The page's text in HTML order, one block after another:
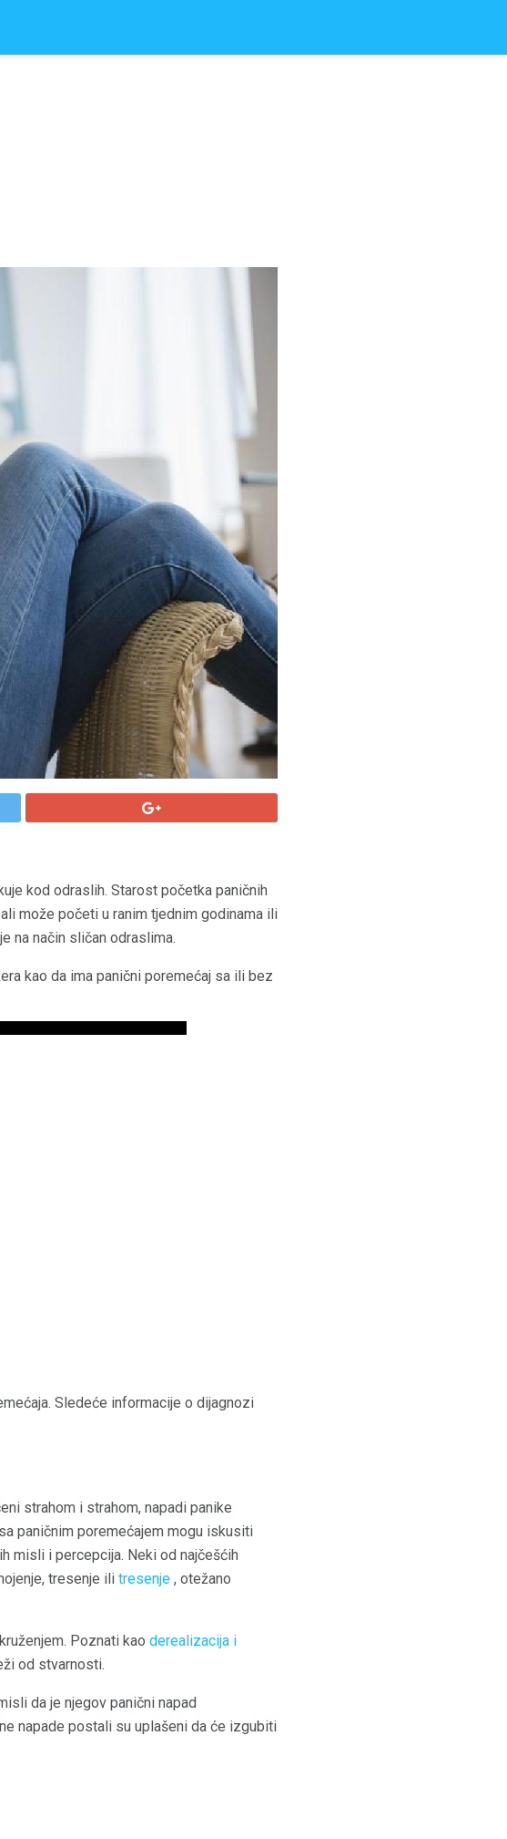
kod odraslih. Starost početka paničnih
može početi u ranim tjednim godinama ili
na način sličan odraslima.
kao da ima panični poremećaj sa ili bez
Sledeće informacije o dijagnozi
strahom i strahom, napadi panike
paničnim poremećajem mogu iskusiti
misli i percepcija. Neki od najčešćih
tresenje ili tresenje , otežano
Poznati kao derealizacija i
od stvarnosti.
da je njegov panični napad
napade postali su uplašeni da će izgubiti